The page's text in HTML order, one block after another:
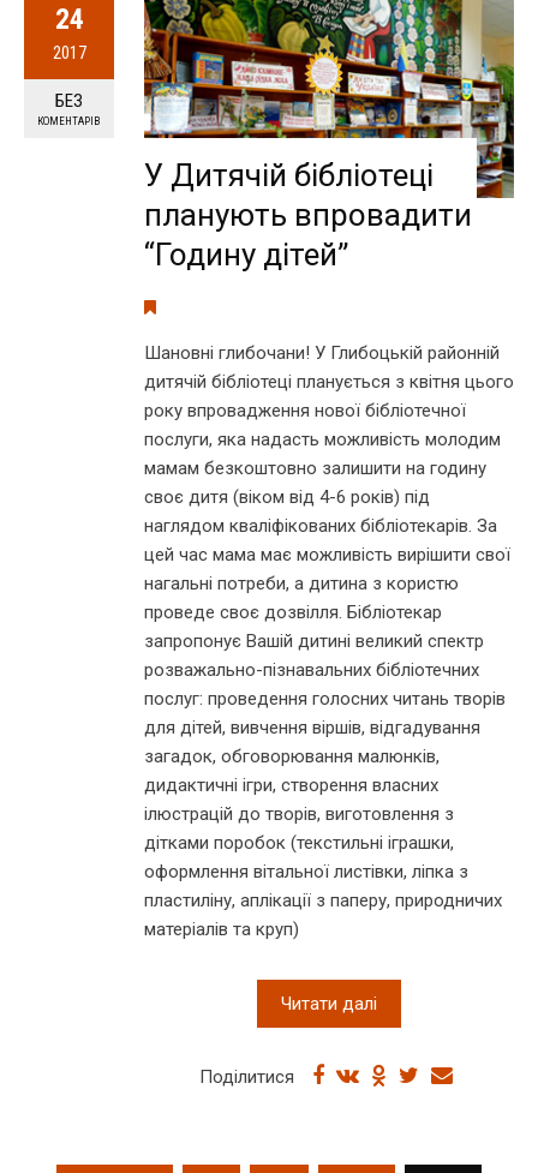
24
2017
БЕЗ
КОМЕНТАРІВ
У Дитячій бібліотеці
планують впровадити
“Годину дітей”
Шановні глибочани! У Глибоцькій районній
дитячій бібліотеці планується з квітня цього
року впровадження нової бібліотечної
послуги, яка надасть можливість молодим
мамам безкоштовно залишити на годину
своє дитя (віком від 4-6 років) під
наглядом кваліфікованих бібліотекарів. За
цей час мама має можливість вирішити свої
нагальні потреби, а дитина з користю
проведе своє дозвілля. Бібліотекар
запропонує Вашій дитині великий спектр
розважально-пізнавальних бібліотечних
послуг: проведення голосних читань творів
для дітей, вивчення віршів, відгадування
загадок, обговорювання малюнків,
дидактичні ігри, створення власних
ілюстрацій до творів, виготовлення з
дітками поробок (текстильні іграшки,
оформлення вітальної листівки, ліпка з
пластиліну, аплікації з паперу, природничих
матеріалів та круп)
Читати далі
Поділитися